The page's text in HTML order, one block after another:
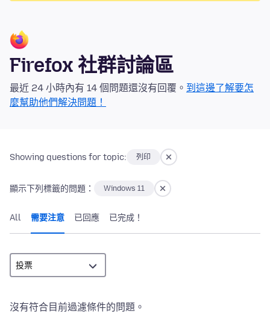
Firefox 社群討論區
最近 24 小時內有 14 個問題還沒有回覆。 到這邊了解要怎
麼幫助他們解決問題！
Showing questions for topic: 列印
顯示下列標籤的問題： Windows 11
All 需要注意 已回應 已完成！
沒有符合目前過濾條件的問題。